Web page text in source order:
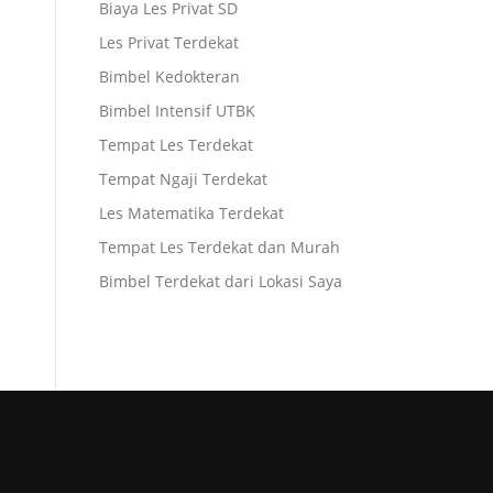
Biaya Les Privat SD
Les Privat Terdekat
Bimbel Kedokteran
Bimbel Intensif UTBK
Tempat Les Terdekat
Tempat Ngaji Terdekat
Les Matematika Terdekat
Tempat Les Terdekat dan Murah
Bimbel Terdekat dari Lokasi Saya